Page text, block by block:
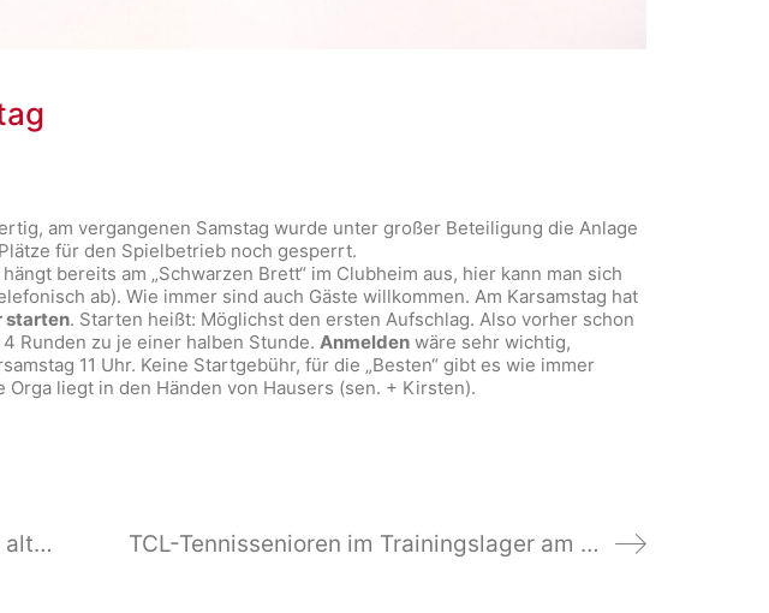
am vergangenen Samstag wurde unter großer Beteiligung die Anlage
für den Spielbetrieb noch gesperrt.
bereits am „Schwarzen Brett“ im Clubheim aus, hier kann man sich
ab). Wie immer sind auch Gäste willkommen. Am Karsamstag hat
starten. Starten heißt: Möglichst den ersten Aufschlag. Also vorher schon
Runden zu je einer halben Stunde. Anmelden wäre sehr wichtig,
11 Uhr. Keine Startgebühr, für die „Besten“ gibt es wie immer
liegt in den Händen von Hausers (sen. + Kirsten).
Jeder Ball ein Treffer! – Recycling- & Nachhaltigkeitsprojekt für alte Tennisbälle TCL-Tennissenioren im Trainingslager am Gardasee